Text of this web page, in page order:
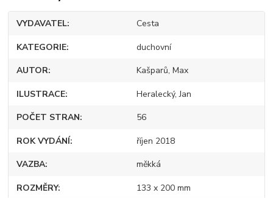
VYDAVATEL Cesta
KATEGORIE duchovní
AUTOR Kašparů, Max
ILUSTRACE Heralecký, Jan
POČET STRAN 56
ROK VYDÁNÍ říjen 2018
VAZBA měkká
ROZMĚRY 133 x 200 mm